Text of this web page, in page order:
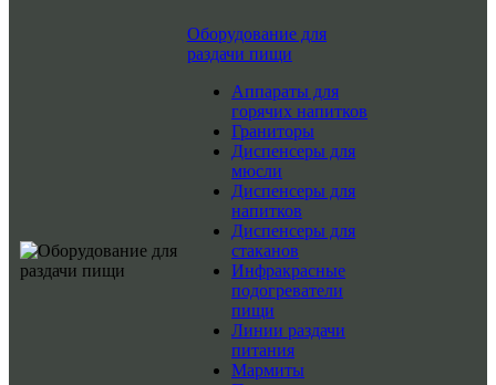
Оборудование для
раздачи пищи
Аппараты для
горячих напитков
Граниторы
Диспенсеры для
мюсли
Диспенсеры для
напитков
Диспенсеры для
стаканов
Инфракрасные
подогреватели
пищи
Линии раздачи
питания
Мармиты